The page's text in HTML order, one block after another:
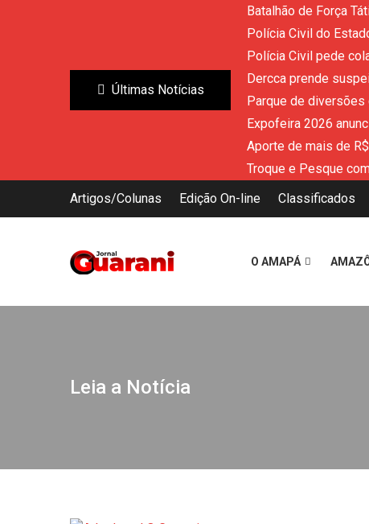
Últimas Notícias
Batalhão de Força
Polícia Civil do
Polícia Civil pede
Dercca prende
Parque de diversões
Expofeira 2026
Aporte de mais de
Troque e Pesque
Artigos/Colunas
Edição On-line Classificados
O AMAPÁ
Leia a Notícia